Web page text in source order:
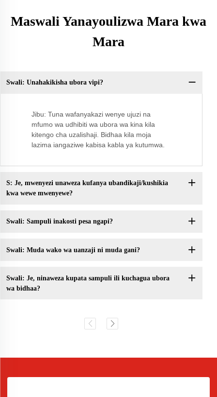
Maswali Yanayoulizwa Mara kwa
Mara
Swali: Unahakikisha ubora vipi?
Jibu: Tuna wafanyakazi wenye ujuzi na
mfumo wa udhibiti wa ubora wa kina kila
kitengo cha uzalishaji. Bidhaa kila moja
lazima iangaziwe kabisa kabla ya kutumwa.
S: Je, mwenyezi unaweza kufanya ubandikaji/kushikia
kwa wewe mwenyewe?
Swali: Sampuli inakosti pesa ngapi?
Swali: Muda wako wa uanzaji ni muda gani?
Swali: Je, ninaweza kupata sampuli ili kuchagua ubora
wa bidhaa?